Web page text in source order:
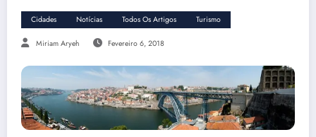
Cidades Notícias Todos Os Artigos Turismo
Miriam Aryeh Fevereiro 6, 2018